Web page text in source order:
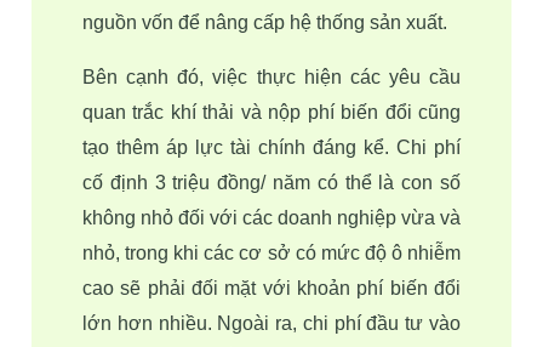
nguồn vốn để nâng cấp hệ thống sản xuất.
Bên cạnh đó, việc thực hiện các yêu cầu
quan trắc khí thải và nộp phí biến đổi cũng
tạo thêm áp lực tài chính đáng kể. Chi phí
cố định 3 triệu đồng/ năm có thể là con số
không nhỏ đối với các doanh nghiệp vừa và
nhỏ, trong khi các cơ sở có mức độ ô nhiễm
cao sẽ phải đối mặt với khoản phí biến đổi
lớn hơn nhiều. Ngoài ra, chi phí đầu tư vào